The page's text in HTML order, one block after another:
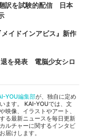
訳を試験的配信 日本
イドインアビス』新作
を発表 電脳少女シロ
YOU編集部が、独自に定め
ます。 KAI-YOUでは、文
像、イラストやアート、
る最新ニュースを毎日更新
ルチャーに関するインタビ
届けします。